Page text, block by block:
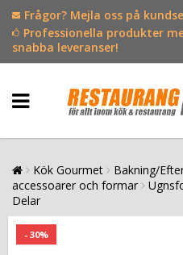
Frågor? Mejla oss på
Professionella produkter
snabba leveranser!
Kök Gourmet Bakning/
accessoarer och formar
Delar
- 30%